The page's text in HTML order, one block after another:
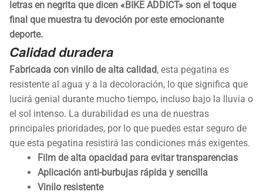
letras en negrita que dicen «BIKE ADDICT» son el toque
final que muestra tu devoción por este emocionante
deporte.
Calidad duradera
Fabricada con vinilo de alta calidad, esta pegatina es
resistente al agua y a la decoloración, lo que significa que
lucirá genial durante mucho tiempo, incluso bajo la lluvia o
el sol intenso. La durabilidad es una de nuestras
principales prioridades, por lo que puedes estar seguro de
que esta pegatina resistirá las condiciones más exigentes.
Film de alta opacidad para evitar transparencias
Aplicación anti-burbujas rápida y sencilla
Vinilo resistente